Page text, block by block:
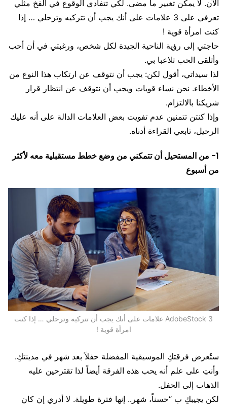
الآن. لا يمكن تغيير ما مضى. لكي تتفادي الوقوع في الفخ مثلي
تعرفي على 3 علامات على أنك يجب أن تتركيه وترحلي … إذا
كنت امرأة قوية !
حاجتي إلى رؤية الناحية الجيدة لكل شخص، ورغبتي في أن أحب
وأتلقى الحب تلاعبا بي.
لذا سيداتي، أقول لكن: يجب أن نتوقف عن ارتكاب هذا النوع من
الأخطاء. نحن نساء قويات ويجب أن نتوقف عن انتظار قرار
شريكنا بالالتزام.
وإذا كنتن تتمنين عدم تفويت بعض العلامات الدالة على أنه عليك
الرحيل، تابعي القراءة أدناه.
1- من المستحيل أن تتمكني من وضع خطط مستقبلية معه لأكثر
من أسبوع
AdobeStock 3 علامات على أنك يجب أن تتركيه وترحلي … إذا كنت
امرأة قوية !
ستُعرض فرقتكِ الموسيقية المفضلة حفلاً بعد شهر في مدينتكِ.
وأنتِ على علم أنه يحب هذه الفرقة أيضاً لذا تقترحين عليه
الذهاب إلى الحفل.
لكن يجيبكِ ب “حسناً، شهر.. إنها فترة طويلة. لا أدري إن كان